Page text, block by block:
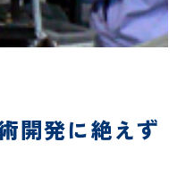
開発に絶えず